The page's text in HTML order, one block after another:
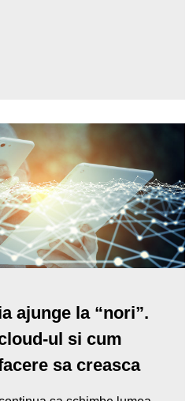
ajunge la “nori”.
ul si cum
sa creasca